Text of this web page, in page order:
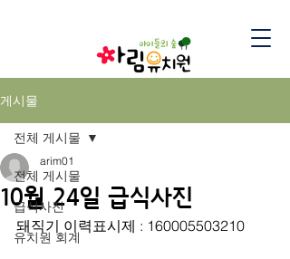
게시물
전체 게시물
급식사진
유치원 회계
전체 게시물
10월 24일 급식사진
arim01
돼직기 이력표시제 : 160005503210